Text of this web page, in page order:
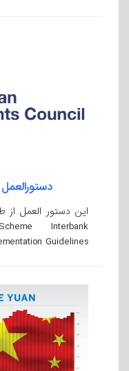
دستورالعمل
این دستور العمل از
Interbank
Guidelines